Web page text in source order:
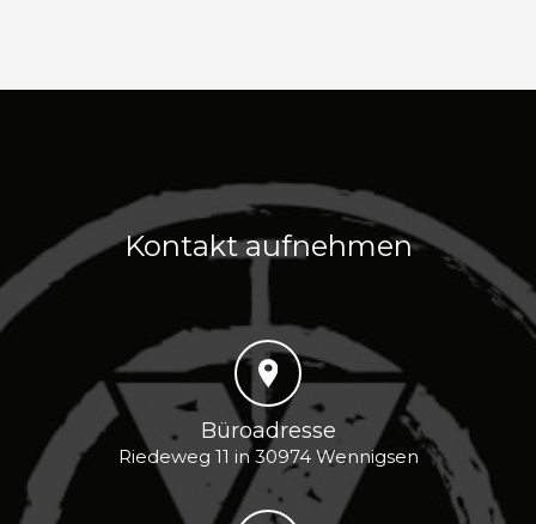
Kontakt aufnehmen
Büroadresse
Riedeweg 11 in 30974 Wennigsen